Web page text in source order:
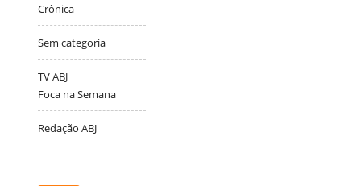
Crônica
Sem categoria
TV ABJ
Foca na Semana
Redação ABJ